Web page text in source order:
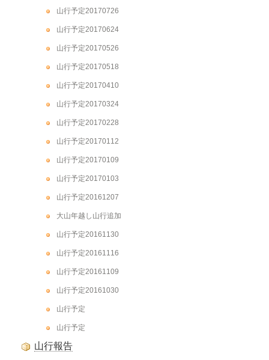
山行予定20170726
山行予定20170624
山行予定20170526
山行予定20170518
山行予定20170410
山行予定20170324
山行予定20170228
山行予定20170112
山行予定20170109
山行予定20170103
山行予定20161207
大山年越し山行追加
山行予定20161130
山行予定20161116
山行予定20161109
山行予定20161030
山行予定
山行予定
山行報告